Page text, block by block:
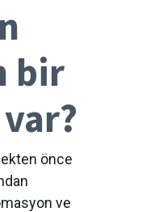
bir
önce
ve